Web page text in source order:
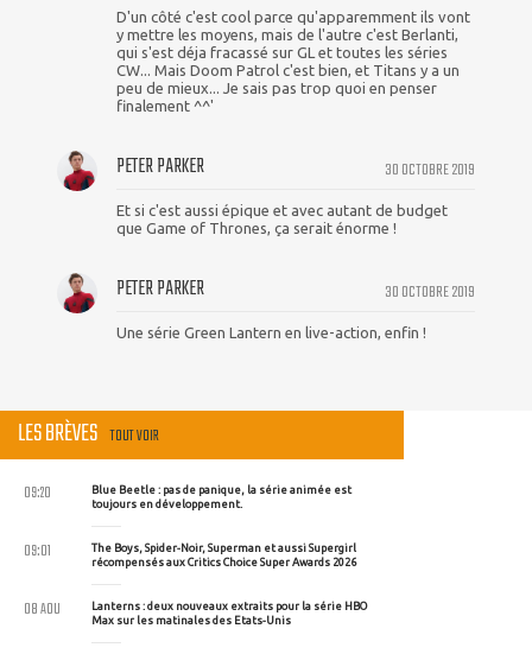
D'un côté c'est cool parce qu'apparemment ils vont
y mettre les moyens, mais de l'autre c'est Berlanti,
qui s'est déja fracassé sur GL et toutes les séries
CW... Mais Doom Patrol c'est bien, et Titans y a un
peu de mieux... Je sais pas trop quoi en penser
finalement ^^'
30 OCTOBRE 2019
PETER PARKER
Et si c'est aussi épique et avec autant de budget
que Game of Thrones, ça serait énorme !
30 OCTOBRE 2019
PETER PARKER
Une série Green Lantern en live-action, enfin !
LES BRÈVES TOUT VOIR
Blue Beetle : pas de panique, la série animée est
toujours en développement.
09:20
The Boys, Spider-Noir, Superman et aussi Supergirl
récompensés aux Critics Choice Super Awards 2026
09:01
Lanterns : deux nouveaux extraits pour la série HBO
Max sur les matinales des Etats-Unis
08 AOU